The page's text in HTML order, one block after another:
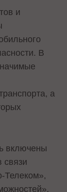
и
В
а
включены
связи